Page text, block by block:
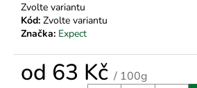
Zvolte variantu
Kód: Zvolte variantu
Značka: Expect
od 63 Kč / 100g
D